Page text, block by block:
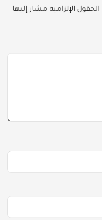
الحقول الإلزامية مشار إليها